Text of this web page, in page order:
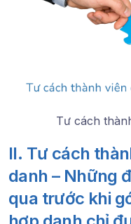
Tư cách
II. Tư cách
danh – Những
qua trước khi